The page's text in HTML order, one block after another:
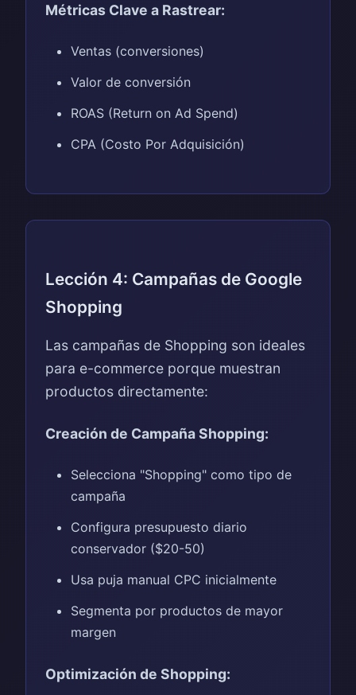
Métricas Clave a Rastrear:
Ventas (conversiones)
Valor de conversión
ROAS (Return on Ad Spend)
CPA (Costo Por Adquisición)
Lección 4: Campañas de Google
Shopping
Las campañas de Shopping son ideales
para e-commerce porque muestran
productos directamente:
Creación de Campaña Shopping:
Selecciona "Shopping" como tipo de
campaña
Configura presupuesto diario
conservador ($20-50)
Usa puja manual CPC inicialmente
Segmenta por productos de mayor
margen
Optimización de Shopping: